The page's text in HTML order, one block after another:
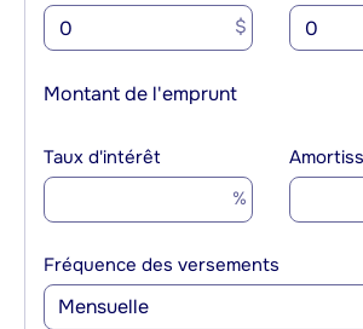
$
Montant de l'emprunt
Taux d'intérêt
%
Fréquence des versements
Mensuelle